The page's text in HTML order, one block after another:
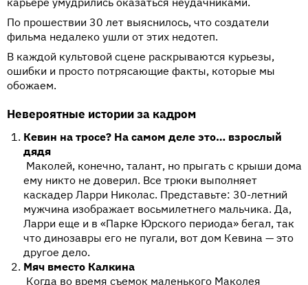
По прошествии 30 лет выяснилось, что создатели
фильма недалеко ушли от этих недотеп.
В каждой культовой сцене раскрываются курьезы,
ошибки и просто потрясающие факты, которые мы
обожаем.
Невероятные истории за кадром
Кевин на тросе? На самом деле это… взрослый
дядя
Маколей, конечно, талант, но прыгать с крыши дома
ему никто не доверил. Все трюки выполняет
каскадер Ларри Николас. Представьте: 30-летний
мужчина изображает восьмилетнего мальчика. Да,
Ларри еще и в «Парке Юрского периода» бегал, так
что динозавры его не пугали, вот дом Кевина — это
другое дело.
Мяч вместо Калкина
Когда во время съемок маленького Маколея